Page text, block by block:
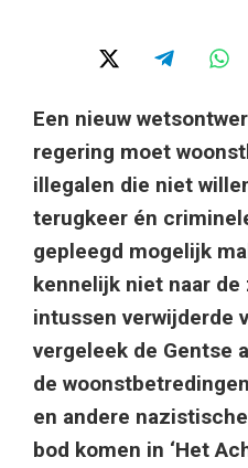
Een nieuw
regering moet
illegalen die niet
terugkeer én
gepleegd mogelijk
kennelijk niet naar de
intussen verwijderde
vergeleek de Gentse
de
en andere
bod komen in ‘Het